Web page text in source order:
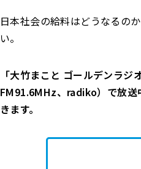
日本社会の給料はどうなるの
い。
「大竹まこと ゴールデンラ
FM91.6MHz、radiko）で放送
きます。